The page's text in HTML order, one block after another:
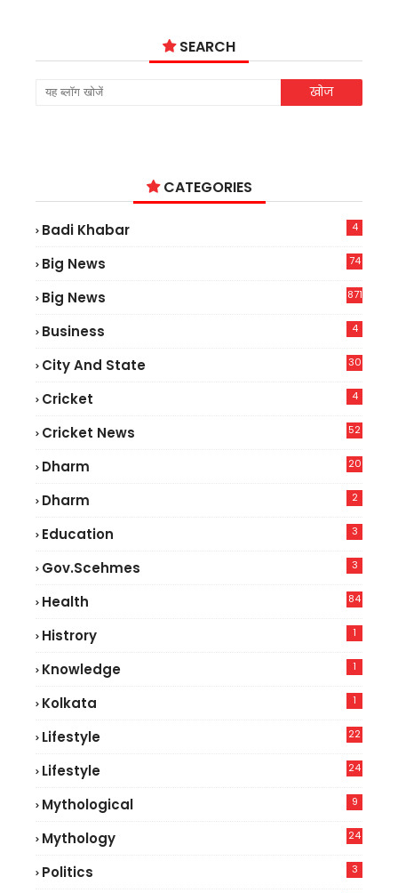
SEARCH
CATEGORIES
Badi Khabar 4
Big News
74
Big News 871
Business 4
City And State 30
Cricket 4
Cricket News
52
Dharm 20
Dharm 2
Education 3
Gov.scehmes 3
Health
84
Histrory 1
Knowledge 1
Kolkata 1
Lifestyle
22
Lifestyle
24
Mythological 9
Mythology 24
Politics 3